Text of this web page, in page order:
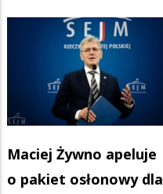
Maciej Żywno apeluje
o pakiet osłonowy dla